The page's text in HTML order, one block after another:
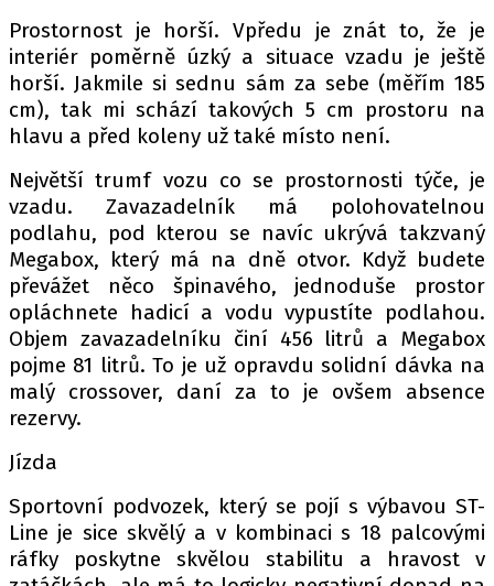
Prostornost je horší. Vpředu je znát to, že je
interiér poměrně úzký a situace vzadu je ještě
horší. Jakmile si sednu sám za sebe (měřím 185
cm), tak mi schází takových 5 cm prostoru na
hlavu a před koleny už také místo není.
Největší trumf vozu co se prostornosti týče, je
vzadu. Zavazadelník má polohovatelnou
podlahu, pod kterou se navíc ukrývá takzvaný
Megabox, který má na dně otvor. Když budete
převážet něco špinavého, jednoduše prostor
opláchnete hadicí a vodu vypustíte podlahou.
Objem zavazadelníku činí 456 litrů a Megabox
pojme 81 litrů. To je už opravdu solidní dávka na
malý crossover, daní za to je ovšem absence
rezervy.
Jízda
Sportovní podvozek, který se pojí s výbavou ST-
Line je sice skvělý a v kombinaci s 18 palcovými
ráfky poskytne skvělou stabilitu a hravost v